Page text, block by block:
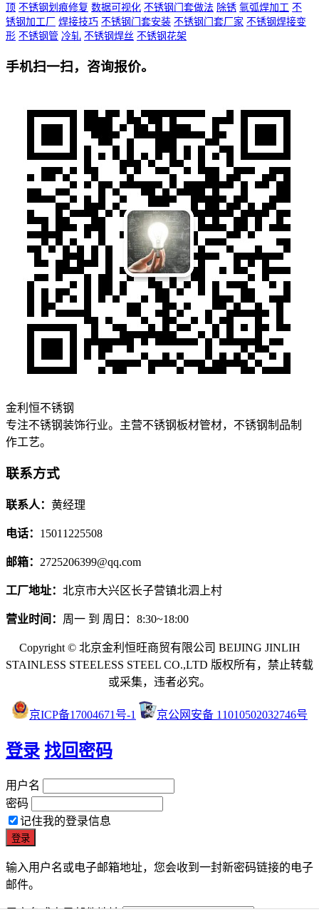
顶 不锈钢划痕修复 数据可视化 不锈钢门套做法 除锈 氩弧焊加工 不
锈钢加工厂
焊接技巧 不锈钢门套安装 不锈钢门套厂家 不锈钢焊接变
形 不锈钢管 冷轧 不锈钢焊丝 不锈钢花架
手机扫一扫，咨询报价。
金利恒不锈钢
专注不锈钢装饰行业。主营不锈钢板材管材，不锈钢制品制
作工艺。
联系方式
联系人： 黄经理
电话： 15011225508
邮箱： 2725206399@qq.com
工厂地址： 北京市大兴区长子营镇北泗上村
营业时间： 周一 到 周日：8:30~18:00
Copyright © 北京金利恒旺商贸有限公司 BEIJING JINLIH
STAINLESS STEELESS STEEL CO.,LTD 版权所有，禁止转载
或采集，违者必究。
京ICP备17004671号-1 京公网安备 11010502032746号
登录 找回密码
用户名
密码
记住我的登录信息
输入用户名或电子邮箱地址，您会收到一封新密码链接的电子
邮件。